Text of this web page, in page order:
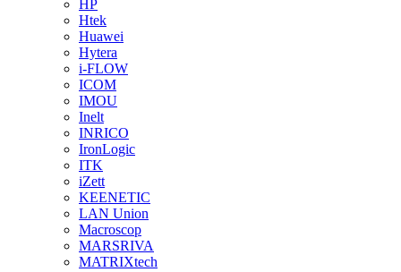
HP
Htek
Huawei
Hytera
i-FLOW
ICOM
IMOU
Inelt
INRICO
IronLogic
ITK
iZett
KEENETIC
LAN Union
Macroscop
MARSRIVA
MATRIXtech